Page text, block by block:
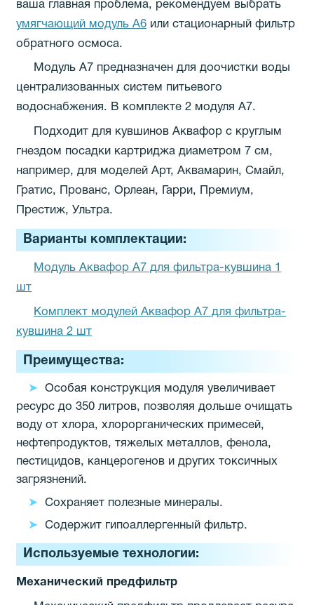
ваша главная проблема, рекомендуем выбрать
умягчающий модуль А6 или стационарный фильтр
обратного осмоса.
Модуль А7 предназначен для доочистки воды
централизованных систем питьевого
водоснабжения. В комплекте 2 модуля А7.
Подходит для кувшинов Аквафор c круглым
гнездом посадки картриджа диаметром 7 см,
например, для моделей Арт, Аквамарин, Смайл,
Гратис, Прованс, Орлеан, Гарри, Премиум,
Престиж, Ультра.
Варианты комплектации:
Модуль Аквафор A7 для фильтра-кувшина 1
шт
Комплект модулей Аквафор A7 для фильтра-
кувшина 2 шт
Преимущества:
Особая конструкция модуля увеличивает
ресурс до 350 литров, позволяя дольше очищать
воду от хлора, хлорорганических примесей,
нефтепродуктов, тяжелых металлов, фенола,
пестицидов, канцерогенов и других токсичных
загрязнений.
Сохраняет полезные минералы.
Содержит гипоаллергенный фильтр.
Используемые технологии:
Механический предфильтр